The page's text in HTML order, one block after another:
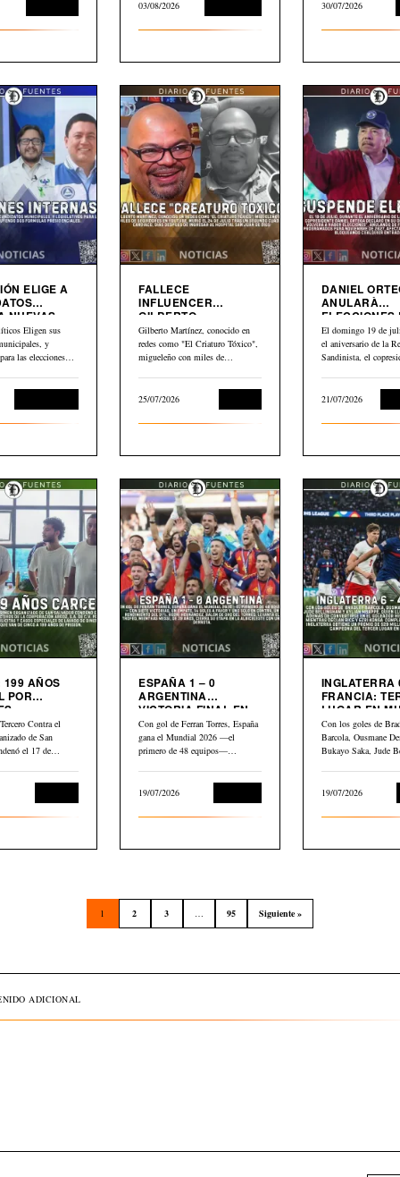
03/08/2026 30/07/2026
ELIGE A
NUEVAS
Eligen sus
y
las elecciones
FALLECE
INFLUENCER
GILBERTO
MARTINEZ”EL
CRIATURO TOXICO”
Gilberto Martínez, conocido en
redes como "El Criaturo Tóxico",
migueleño con miles de
25/07/2026
DANIEL
ANULARÀ
ELECCIONES
NICARAGUA
El domingo 19 de
el aniversario de la
Sandinista, el
21/07/2026
199 AÑOS
POR
Contra el
de San
el 17 de
ESPAÑA 1 – 0
ARGENTINA
VICTORIA FINAL EN
MUNDIAL 2026
Con gol de Ferran Torres, España
gana el Mundial 2026 —el
primero de 48 equipos—…
19/07/2026
INGLATERRA
FRANCIA: TERCER
LUGAR EN
2026
Con los goles de
Barcola, Ousmane
Bukayo Saka, Jude
19/07/2026
1 2 3 … 95 Siguiente »
ADICIONAL